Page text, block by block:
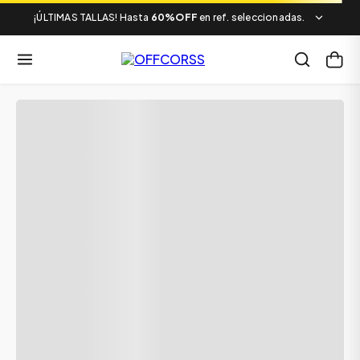
¡ÚLTIMAS TALLAS! Hasta 60%OFF en ref. seleccionadas.